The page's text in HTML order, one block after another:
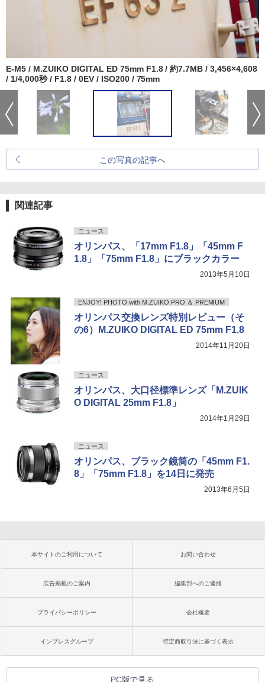
E-M5 / M.ZUIKO DIGITAL ED 75mm F1.8 / 約7.7MB / 3,456×4,608
/ 1/4,000秒 / F1.8 / 0EV / ISO200 / 75mm
この写真の記事へ
関連記事
ニュース
オリンパス、「17mm F1.8」「45mm F
1.8」「75mm F1.8」にブラックカラー
2013年5月10日
ENJOY! PHOTO with M.ZUIKO PRO ＆ PREMIUM
オリンパス交換レンズ特別レビュー（そ
の6）M.ZUIKO DIGITAL ED 75mm F1.8
2014年11月20日
ニュース
オリンパス、大口径標準レンズ「M.ZUIK
O DIGITAL 25mm F1.8」
2014年1月29日
ニュース
オリンパス、ブラック鏡筒の「45mm F1.
8」「75mm F1.8」を14日に発売
2013年6月5日
本サイトのご利用について お問い合わせ
広告掲載のご案内 編集部へのご連絡
プライバシーポリシー 会社概要
インプレスグループ 特定商取引法に基づく表示
PC版で見る